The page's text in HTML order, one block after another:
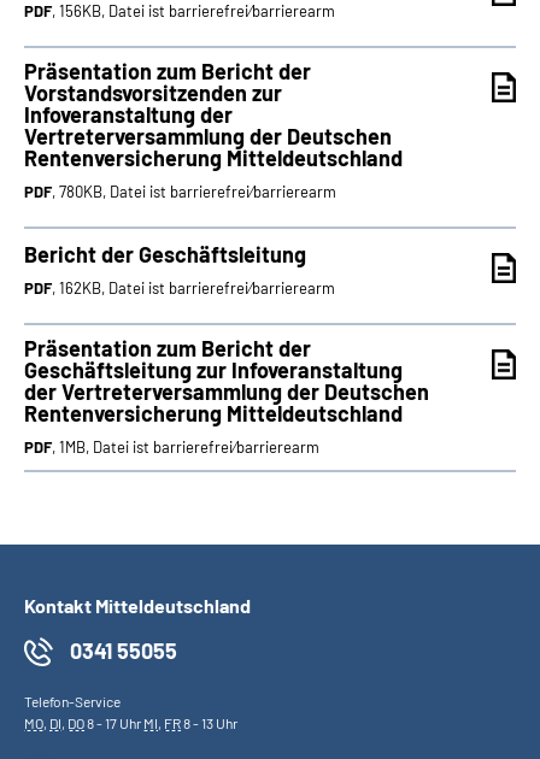
PDF, 156KB, Datei ist barrierefrei⁄barrierearm
Präsentation zum Bericht der
Vorstandsvorsitzenden zur
Infoveranstaltung der
Vertreterversammlung der Deutschen
Rentenversicherung Mitteldeutschland
PDF, 780KB, Datei ist barrierefrei⁄barrierearm
Bericht der Geschäftsleitung
PDF, 162KB, Datei ist barrierefrei⁄barrierearm
Präsentation zum Bericht der
Geschäftsleitung zur Infoveranstaltung
der Vertreterversammlung der Deutschen
Rentenversicherung Mitteldeutschland
PDF, 1MB, Datei ist barrierefrei⁄barrierearm
Kontakt Mitteldeutschland
0341 55055
Telefon-Service
MO, DI, DO8 - 17 Uhr MI, FR8 - 13 Uhr